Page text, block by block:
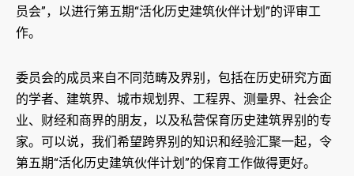
员会”，以进行第五期“活化历史建筑伙伴计划”的评审工
作。
委员会的成员来自不同范畴及界别，包括在历史研究方面
的学者、建筑界、城巿规划界、工程界、测量界、社会企
业、财经和商界的朋友，以及私营保育历史建筑界别的专
家。可以说，我们希望跨界别的知识和经验汇聚一起，令
第五期“活化历史建筑伙伴计划”的保育工作做得更好。